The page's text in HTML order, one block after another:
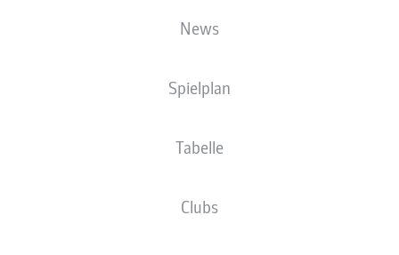
News
Spielplan
Tabelle
Clubs